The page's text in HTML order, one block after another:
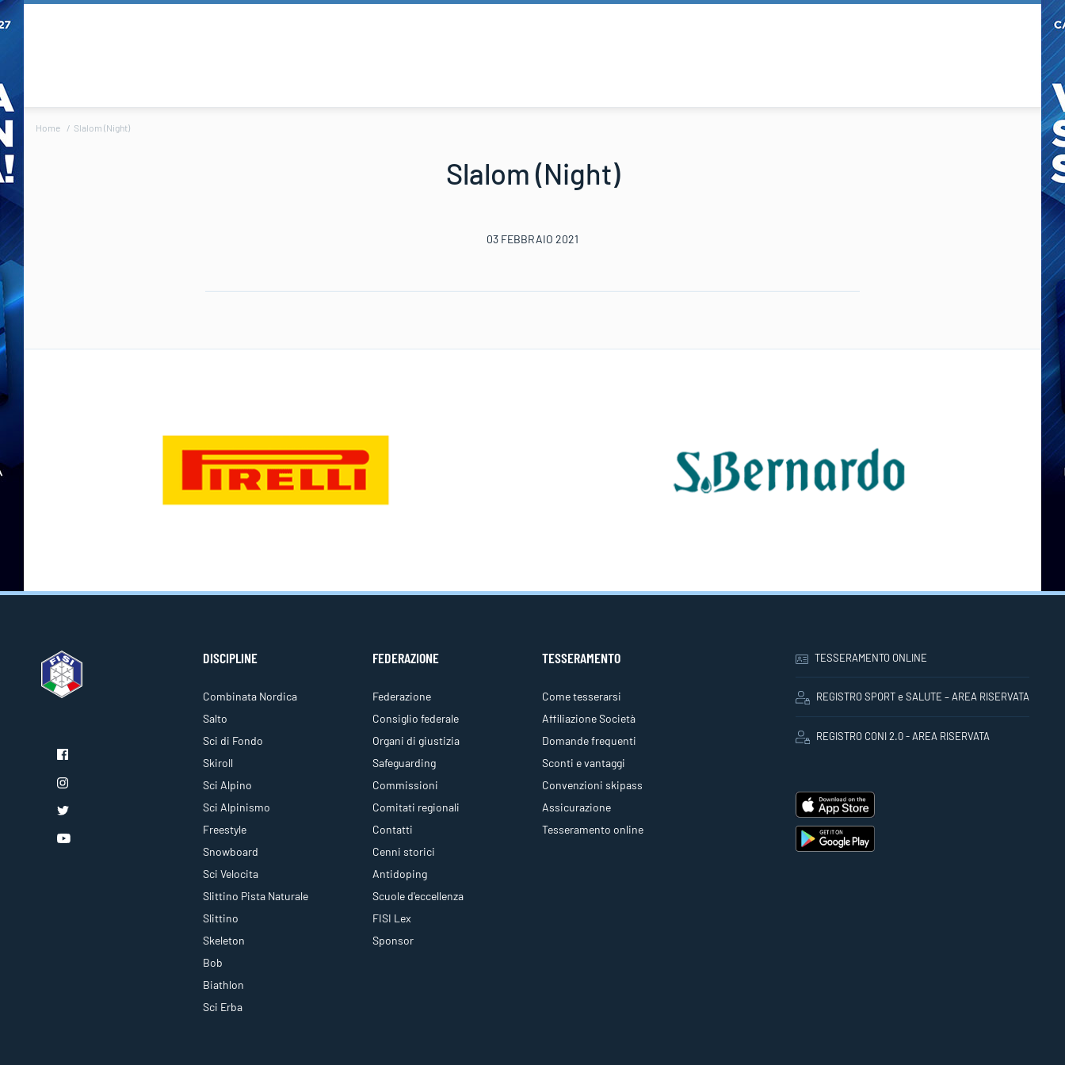
Home Slalom (Night)
Slalom (Night)
03 FEBBRAIO 2021
DISCIPLINE
Combinata Nordica
Salto
Sci di Fondo
Skiroll
Sci Alpino
Sci Alpinismo
Freestyle
Snowboard
Sci Velocita
Slittino Pista Naturale
Slittino
Skeleton
Bob
Biathlon
Sci Erba
FEDERAZIONE
Federazione
Consiglio federale
Organi di giustizia
Safeguarding
Commissioni
Comitati regionali
Contatti
Cenni storici
Antidoping
Scuole d'eccellenza
FISI Lex
Sponsor
TESSERAMENTO
Come tesserarsi
Affiliazione Società
Domande frequenti
Sconti e vantaggi
Convenzioni skipass
Assicurazione
Tesseramento online
TESSERAMENTO ONLINE
REGISTRO SPORT e SALUTE – AREA RISERVATA
REGISTRO CONI 2.0 - AREA RISERVATA